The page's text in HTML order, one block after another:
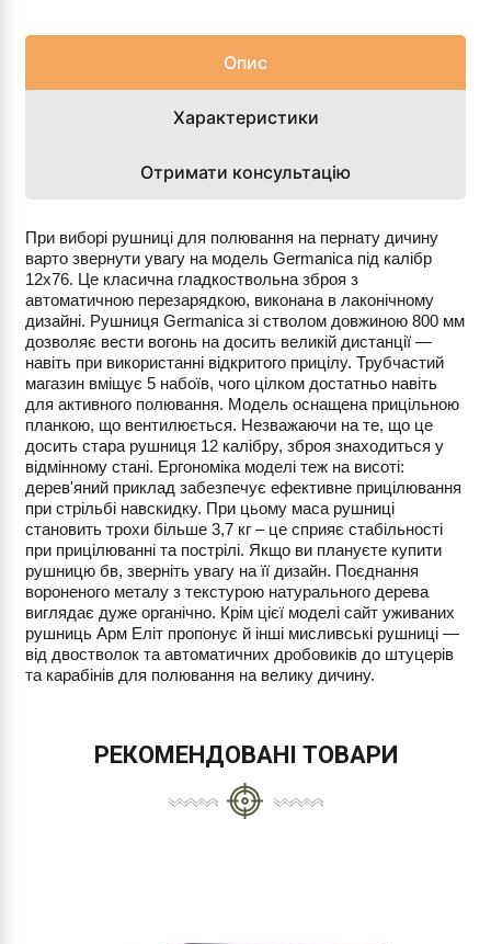
Опис
Характеристики
Отримати консультацію
При виборі рушниці для полювання на пернату дичину
варто звернути увагу на модель Germanica під калібр
12х76. Це класична гладкоствольна зброя з
автоматичною перезарядкою, виконана в лаконічному
дизайні. Рушниця Germanica зі стволом довжиною 800 мм
дозволяє вести вогонь на досить великій дистанції —
навіть при використанні відкритого прицілу. Трубчастий
магазин вміщує 5 набоїв, чого цілком достатньо навіть
для активного полювання. Модель оснащена прицільною
планкою, що вентилюється. Незважаючи на те, що це
досить стара рушниця 12 калібру, зброя знаходиться у
відмінному стані. Ергономіка моделі теж на висоті:
дерев'яний приклад забезпечує ефективне прицілювання
при стрільбі навскидку. При цьому маса рушниці
становить трохи більше 3,7 кг – це сприяє стабільності
при прицілюванні та пострілі. Якщо ви плануєте купити
рушницю бв, зверніть увагу на її дизайн. Поєднання
вороненого металу з текстурою натурального дерева
виглядає дуже органічно. Крім цієї моделі сайт уживаних
рушниць Арм Еліт пропонує й інші мисливські рушниці —
від двостволок та автоматичних дробовиків до штуцерів
та карабінів для полювання на велику дичину.
РЕКОМЕНДОВАНІ ТОВАРИ